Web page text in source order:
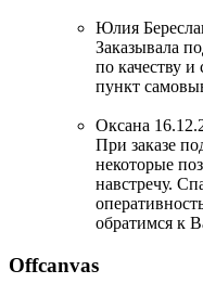
Юлия
Заказывала
по качеству
пункт
Оксана
При заказе
некоторые
навстречу.
обратимся к
Offcanvas